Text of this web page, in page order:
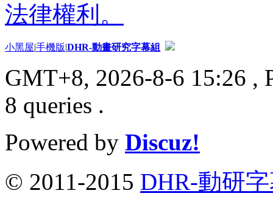
法律權利。
小黑屋|手機版|DHR-動畫研究字幕組
GMT+8, 2026-8-6 15:26 ,
8 queries .
Powered by Discuz!
© 2011-2015 DHR-動研